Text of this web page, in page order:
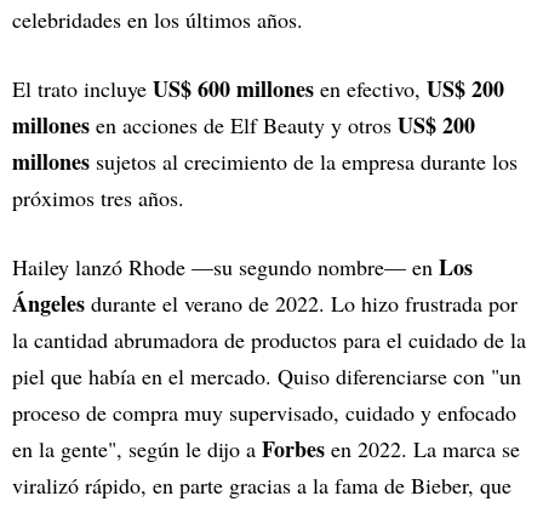
celebridades en los últimos años.
El trato incluye US$ 600 millones en efectivo, US$ 200
millones en acciones de Elf Beauty y otros US$ 200
millones sujetos al crecimiento de la empresa durante los
próximos tres años.
Hailey lanzó Rhode —su segundo nombre— en Los
Ángeles durante el verano de 2022. Lo hizo frustrada por
la cantidad abrumadora de productos para el cuidado de la
piel que había en el mercado. Quiso diferenciarse con "un
proceso de compra muy supervisado, cuidado y enfocado
en la gente", según le dijo a Forbes en 2022. La marca se
viralizó rápido, en parte gracias a la fama de Bieber, que